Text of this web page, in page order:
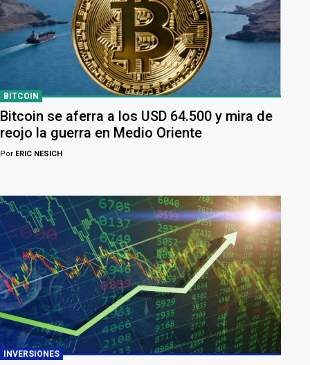
BITCOIN
Bitcoin se aferra a los USD 64.500 y mira de
reojo la guerra en Medio Oriente
Por ERIC NESICH
INVERSIONES